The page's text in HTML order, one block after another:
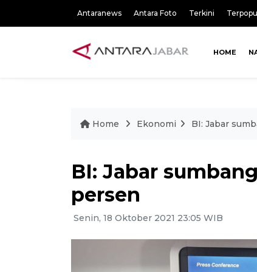
Antaranews Antara Foto Terkini
HOME
Home Ekonomi BI: Jabar
BI: Jabar
persen
Senin, 18 Oktober 2021 23:05 WIB